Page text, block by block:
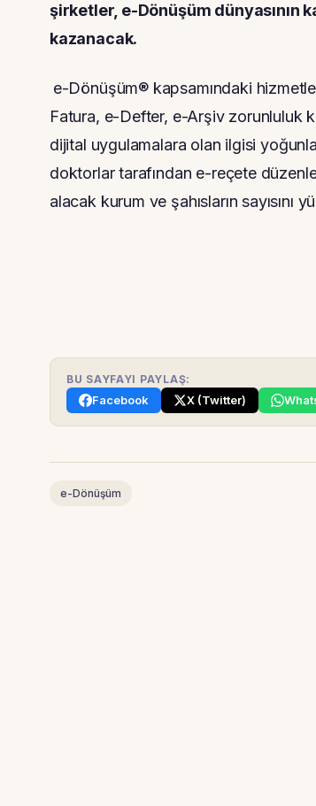
şirketler, e-Dönüşüm dünyasının
kazanacak.
e-Dönüşüm® kapsamındaki
Fatura, e-Defter, e-Arşiv zorunluluk
dijital uygulamalara olan ilgisi
doktorlar tarafından e-reçete
alacak kurum ve şahısların sayısını
BU SAYFAYI PAYLAŞ:
Facebook X (Twitter)
e-Dönüşüm